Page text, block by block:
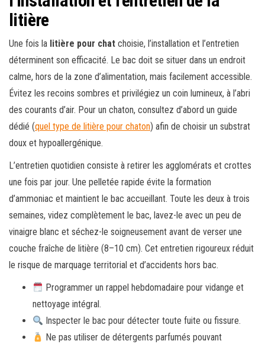
litière
Une fois la litière pour chat choisie, l’installation et l’entretien
déterminent son efficacité. Le bac doit se situer dans un endroit
calme, hors de la zone d’alimentation, mais facilement accessible.
Évitez les recoins sombres et privilégiez un coin lumineux, à l’abri
des courants d’air. Pour un chaton, consultez d’abord un guide
dédié (quel type de litière pour chaton) afin de choisir un substrat
doux et hypoallergénique.
L’entretien quotidien consiste à retirer les agglomérats et crottes
une fois par jour. Une pelletée rapide évite la formation
d’ammoniac et maintient le bac accueillant. Toute les deux à trois
semaines, videz complètement le bac, lavez-le avec un peu de
vinaigre blanc et séchez-le soigneusement avant de verser une
couche fraîche de litière (8–10 cm). Cet entretien rigoureux réduit
le risque de marquage territorial et d’accidents hors bac.
Programmer un rappel hebdomadaire pour vidange et
nettoyage intégral.
Inspecter le bac pour détecter toute fuite ou fissure.
Ne pas utiliser de détergents parfumés pouvant